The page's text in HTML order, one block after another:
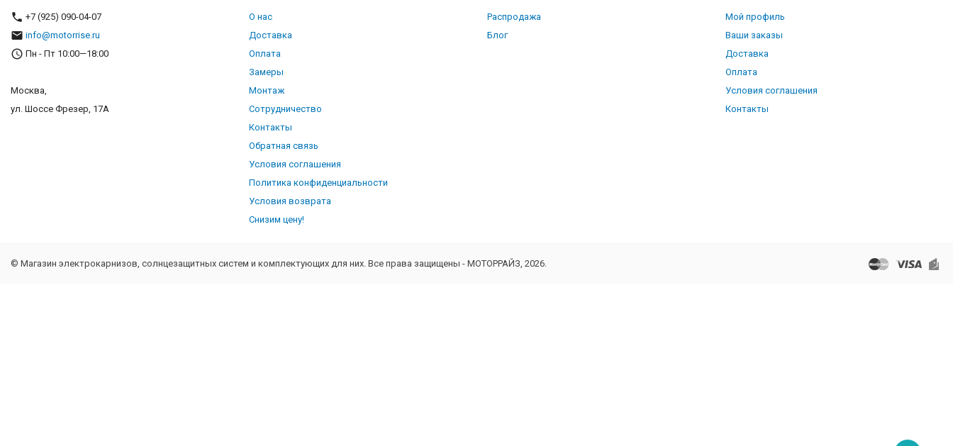
+7 (925) 090-04-07
info@motorrise.ru
Пн - Пт 10:00—18:00
Москва,
ул. Шоссе Фрезер, 17А
О нас
Доставка
Оплата
Замеры
Монтаж
Сотрудничество
Контакты
Обратная связь
Условия соглашения
Политика конфиденциальности
Условия возврата
Снизим цену!
Распродажа
Блог
Мой профиль
Ваши заказы
Доставка
Оплата
Условия соглашения
Контакты
© Магазин электрокарнизов, солнцезащитных систем и комплектующих для них. Все права защищены - МОТОРРАЙЗ, 2026.